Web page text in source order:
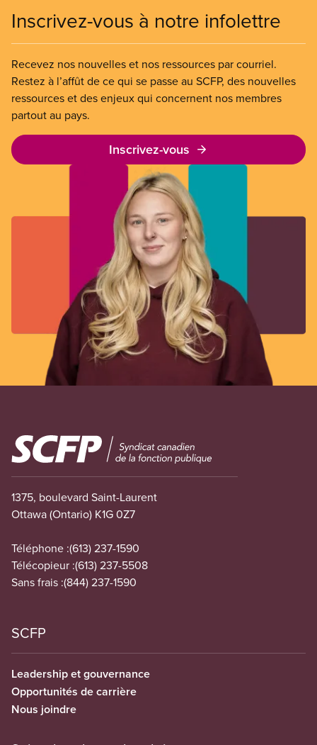
Inscrivez-vous à notre infolettre
Recevez nos nouvelles et nos ressources par courriel.
Restez à l’affût de ce qui se passe au SCFP, des nouvelles
ressources et des enjeux qui concernent nos membres
partout au pays.
Inscrivez-vous
Image
1375, boulevard Saint-Laurent
Ottawa (Ontario) K1G 0Z7
Téléphone :(613) 237-1590
Télécopieur :(613) 237-5508
Sans frais :(844) 237-1590
SCFP
Leadership et gouvernance
Opportunités de carrière
Nous joindre